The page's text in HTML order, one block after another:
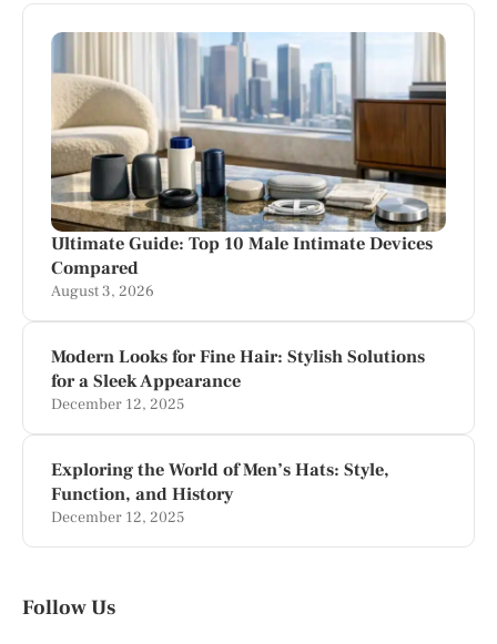
Ultimate Guide: Top 10 Male Intimate Devices
Compared
August 3, 2026
Modern Looks for Fine Hair: Stylish Solutions
for a Sleek Appearance
December 12, 2025
Exploring the World of Men’s Hats: Style,
Function, and History
December 12, 2025
Follow Us